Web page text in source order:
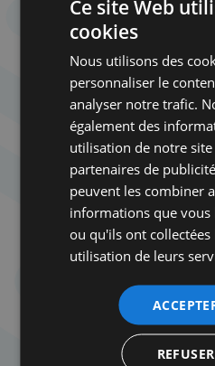
celle des autorités
difficulté à apparaître
D’autres raisons
légende dorée de
Certainement. L’absence
au Maroc (à l’exception
à entretenir cette légende.
l’esprit que la
qui a survécu le plus
arabe. Enfin, on peut dire
Mohammed V trouve aussi
du processus d’intégration
société israélienne suite à
Israël. Aujourd’hui encore,
Ce site Web
cookies
Nous utilisons des
personnaliser le
analyser notre trafic.
également des
utilisation de notre site
partenaires de
peuvent les combiner
informations que vous
ou qu'ils ont
utilisation de leurs